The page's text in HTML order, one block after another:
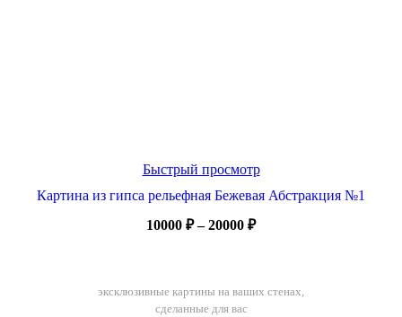
Быстрый просмотр
Картина из гипса рельефная Бежевая Абстракция №1
10000 ₽ – 20000 ₽Диапазон
20000 ₽
эксклюзивные картины на ваших стенах,
сделанные для вас